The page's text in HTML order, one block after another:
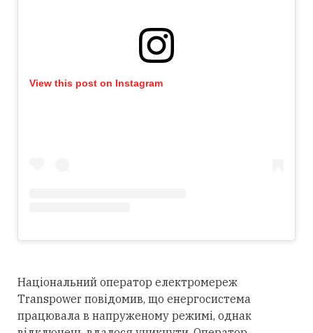
View this post on Instagram
Національний оператор електромереж
Transpower повідомив, що енергосистема
працювала в напруженому режимі, однак